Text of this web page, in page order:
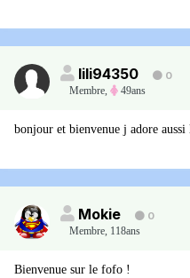
lili94350
0
Membre, 49ans
bonjour et bienvenue j adore
Mokie
0
Membre, 118ans
Bienvenue sur le fofo !